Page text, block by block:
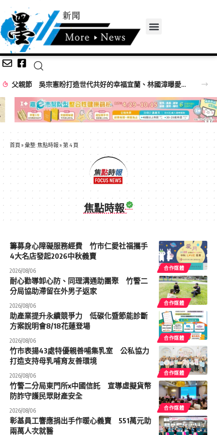
父親節 吳宗憲盼打造世代共好的幸福宜蘭、林國漳曝愛女手作貼圖
首頁 » 彙整: 焦點時報» 第 4 頁
焦點時報
合作媒體
籌募身心障礙服務經費 竹市仁愛社福攜手
4大名店發起2026中秋義賣
2026/08/06
合作媒體
耐心勸導卸心防、同理溝通助團聚 竹警二
分局協助滯留在外男子返家
2026/08/06
合作媒體
助產業提升永續競爭力 低碳化暨節能診斷
方案說明會8/18花蓮登場
2026/08/06
合作媒體
竹市表揚43處特優親善哺集乳室 公私協力
打造支持母乳哺育友善環境
2026/08/06
合作媒體
竹警二分局東門所x中國信託 宣導虛擬貨幣
防詐守護民眾財產安全
2026/08/06
彰基員工響應捐出手作暖心義賣 551萬元助
兩萬人次就醫